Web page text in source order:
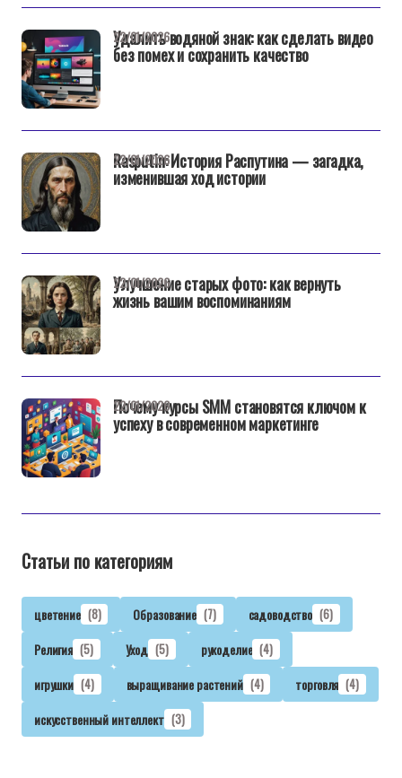
Удалить водяной знак: как сделать видео
без помех и сохранить качество
22/01/2026
Rasputin: История Распутина — загадка,
изменившая ход истории
22/01/2026
Улучшение старых фото: как вернуть
жизнь вашим воспоминаниям
22/01/2026
Почему курсы SMM становятся ключом к
успеху в современном маркетинге
22/01/2026
Статьи по категориям
цветение (8) Образование (7) садоводство (6)
Религия (5) Уход (5) рукоделие (4)
игрушки (4) выращивание растений (4) торговля (4)
искусственный интеллект (3)